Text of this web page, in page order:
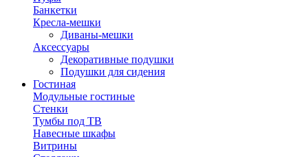
Банкетки
Кресла-мешки
Диваны-мешки
Аксессуары
Декоративные подушки
Подушки для сидения
Гостиная
Модульные гостиные
Стенки
Тумбы под ТВ
Навесные шкафы
Витрины